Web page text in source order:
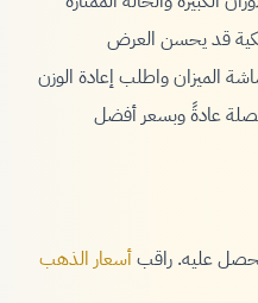
قد يحسن العرض
الميزان واطلب إعادة الوزن
عادةً وبسعر أفضل
عليه. راقبأسعار الذهب